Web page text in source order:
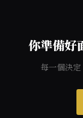
你準備好
每一個決